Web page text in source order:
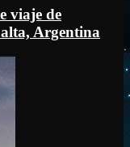
viaje de
Argentina